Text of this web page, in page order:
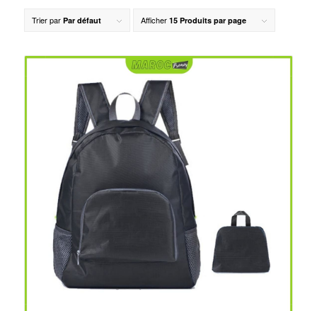
Trier par Par défaut Afficher 15 Produits par page